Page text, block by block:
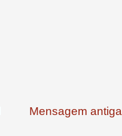
Mensagem antiga